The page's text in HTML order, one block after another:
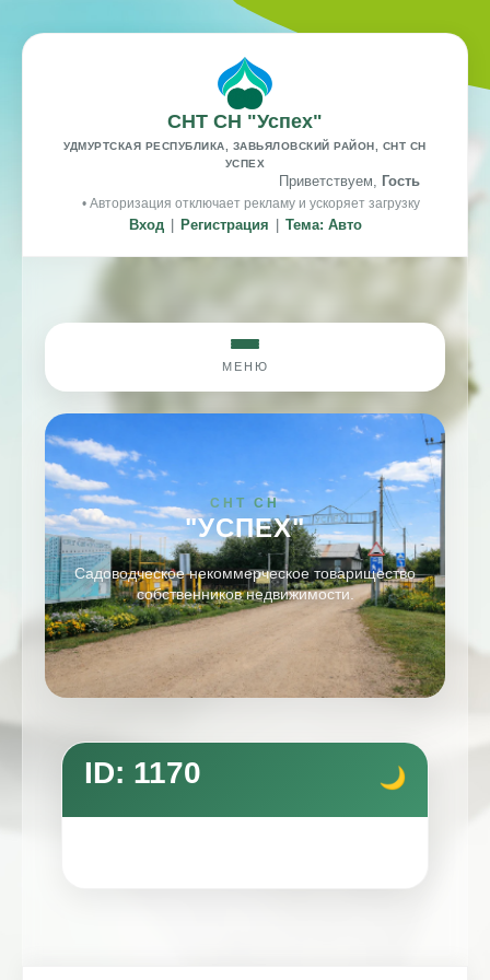
СНТ СН "Успех"
УДМУРТСКАЯ РЕСПУБЛИКА, ЗАВЬЯЛОВСКИЙ РАЙОН, СНТ СН
УСПЕХ
Приветствуем, Гость
• Авторизация отключает рекламу и ускоряет загрузку
Вход Регистрация Тема: Авто
МЕНЮ
СНТ СН
"УСПЕХ"
Садоводческое некоммерческое товарищество
собственников недвижимости.
ID: 1170